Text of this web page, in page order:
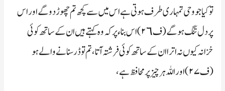
تو کیا جو وحی تمہاری طرف ہوتی ہے اس میں سے کچھ تم چھوڑ دو گے اور اس
پر دل تنگ ہوگے (ف۲٦) اس بناء پر کہ وہ کہتے ہیں ان کے ساتھ کوئی
خزانہ کیوں نہ اترا ان کے ساتھ کوئی فرشتہ آتا، تم تو ڈر سنانے والے ہو
(ف۲۷) اور اللہ ہر چیز پر محافظ ہے،